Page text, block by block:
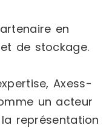
en
de stockage.
Axess-
un acteur
représentation